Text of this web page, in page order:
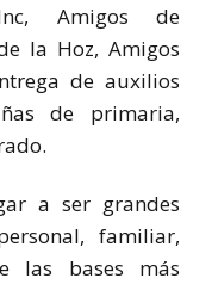
Amigos de
la Hoz, Amigos
de auxilios
de primaria,
a ser grandes
familiar,
las bases más